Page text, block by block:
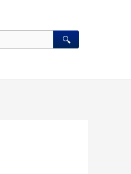
🔍